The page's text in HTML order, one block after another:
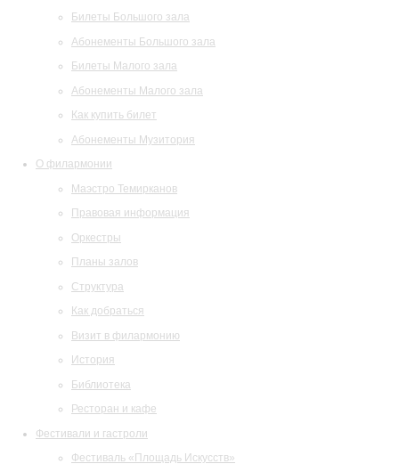
Билеты Большого зала
Абонементы Большого зала
Билеты Малого зала
Абонементы Малого зала
Как купить билет
Абонементы Музитория
О филармонии
Маэстро Темирканов
Правовая информация
Оркестры
Планы залов
Структура
Как добраться
Визит в филармонию
История
Библиотека
Ресторан и кафе
Фестивали и гастроли
Фестиваль «Площадь Искусств»